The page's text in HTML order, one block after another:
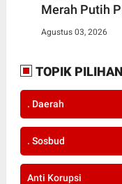
Merah Putih
Agustus 03, 2026
TOPIK PILIHAN
. Daerah
. Sosbud
Anti Korupsi